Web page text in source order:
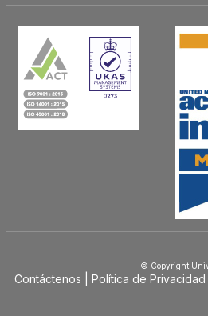
© Copyright
Contáctenos Política de Privacidad